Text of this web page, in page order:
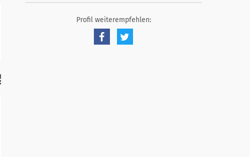
Profil weiterempfehlen: